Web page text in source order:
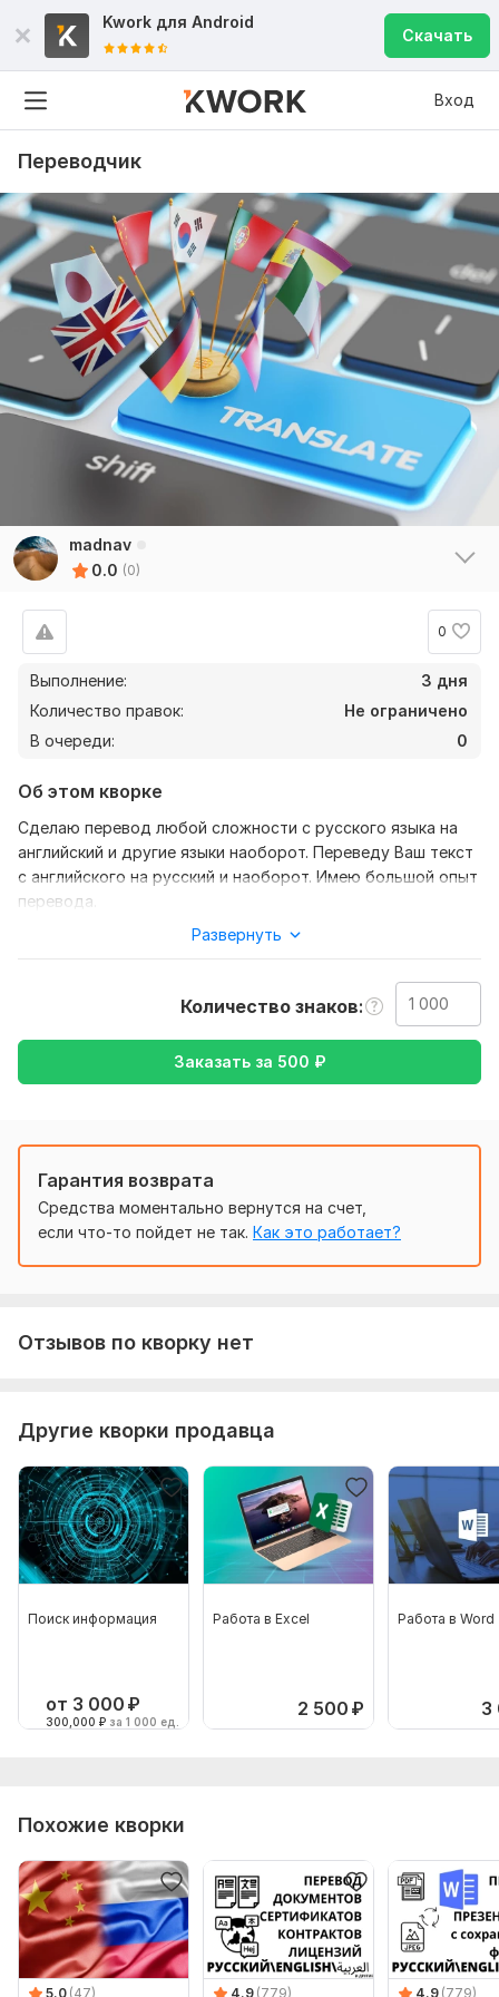
Kwork для Android
Скачать
Вход
Переводчик
madnav
0.0 (0)
0
Выполнение:
3 дня
Количество правок:
Не ограничено
В очереди:
0
Об этом кворке
Сделаю перевод любой сложности с русского языка на
английский и другие языки наоборот. Переведу Ваш текст
с английского на русский и наоборот. Имею большой опыт
перевода.
русском или английском языке, в любом формате.
Пожалуйста, предоставьте оригинал для перевода на
русском языке в формате Ворд. Текст должен быть
грамотно составлен.
Язык перевода:
с Английского на Русский
Объем услуги в кворке: 1 000 знаков
Развернуть
Количество знаков
Заказать за 500 ₽
Гарантия возврата
Средства моментально вернутся на счет,
если что-то пойдет не так. Как это работает?
Отзывов по кворку нет
Другие кворки продавца
Поиск информация
от 3 000 ₽
300,000 ₽ за 1 000 ед.
Работа в Excel
2 500 ₽
Работа в Word
3
Похожие кворки
5.0 (47) 4.9 (779) 4.9 (779)